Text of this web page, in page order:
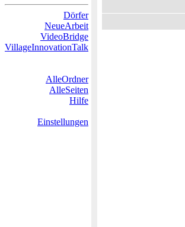
Dörfer
NeueArbeit
VideoBridge
VillageInnovationTalk
AlleOrdner
AlleSeiten
Hilfe
Einstellungen